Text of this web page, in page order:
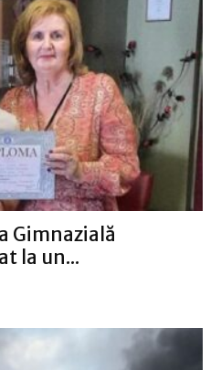
Gimnazială
la un...